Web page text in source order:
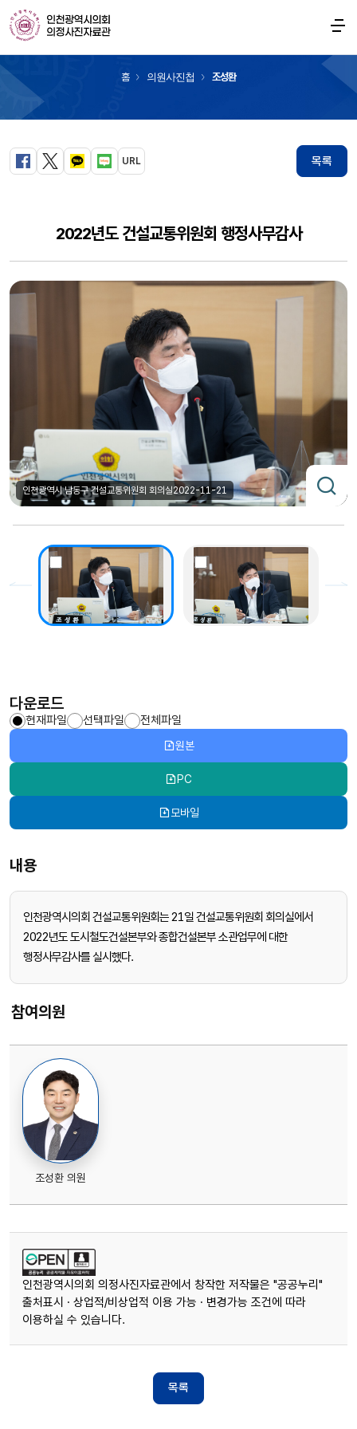
홈 의원사진첩 조성환
페이스북
트위터카카오톡블로그
URL 목록
2022년도 건설교통위원회 행정사무감사
인천광역시 남동구 건설교통위원회 회의실2022-11-21
다운로드
현재파일 선택파일 전체파일
원본
PC
모바일
내용
인천광역시의회 건설교통위원회는 21일 건설교통위원회 회의실에서
2022년도 도시철도건설본부와 종합건설본부 소관업무에 대한
행정사무감사를 실시했다.
참여의원
조성환 의원
인천광역시의회 의정사진자료관에서 창작한 저작물은 "공공누리"
출처표시 · 상업적/비상업적 이용 가능 · 변경가능 조건에 따라
이용하실 수 있습니다.
목록